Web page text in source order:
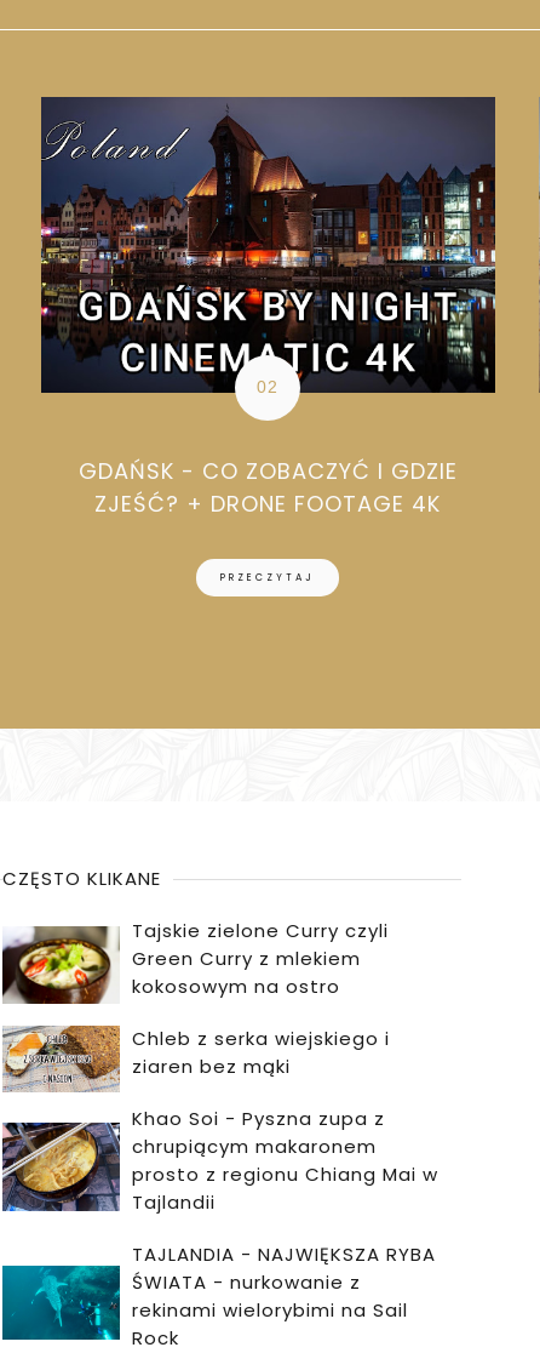
GDAŃSK - CO ZOBACZYĆ I GDZIE
ZJEŚĆ? + DRONE FOOTAGE 4K
PRZECZYTAJ
CZĘSTO KLIKANE
Tajskie zielone Curry czyli
Green Curry z mlekiem
kokosowym na ostro
Chleb z serka wiejskiego i
ziaren bez mąki
Khao Soi - Pyszna zupa z
chrupiącym makaronem
prosto z regionu Chiang Mai w
Tajlandii
TAJLANDIA - NAJWIĘKSZA RYBA
ŚWIATA - nurkowanie z
rekinami wielorybimi na Sail
Rock